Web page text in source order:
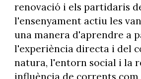
renovació i els partidaris
l'ensenyament actiu les
una manera d'aprendre a
l'experiència directa i del
natura, l'entorn social i la
influència de corrents com